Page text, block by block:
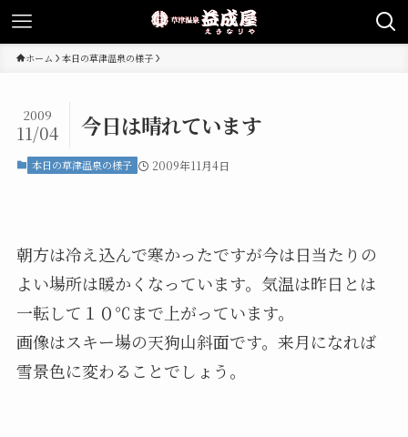
ホーム 本日の草津温泉の様子
今日は晴れています
2009
11/04
本日の草津温泉の様子 2009年11月4日
朝方は冷え込んで寒かったですが今は日当たりの
よい場所は暖かくなっています。気温は昨日とは
一転して１０℃まで上がっています。
画像はスキー場の天狗山斜面です。来月になれば
雪景色に変わることでしょう。